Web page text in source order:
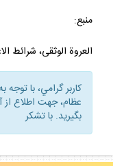
منبع:
العروة الوثقى، شرائط
كاربر گرامي، با
عظام، جهت اطلاع از
بگيريد. با تشكر